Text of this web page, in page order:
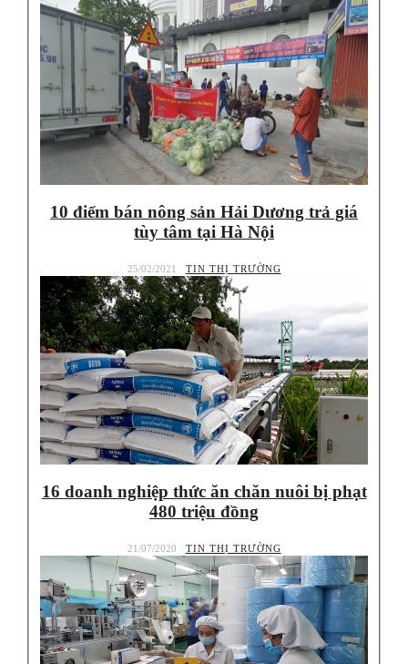
10 điểm bán nông sản Hải Dương trả giá
tùy tâm tại Hà Nội
25/02/2021 TIN THỊ TRƯỜNG
16 doanh nghiệp thức ăn chăn nuôi bị phạt
480 triệu đồng
21/07/2020 TIN THỊ TRƯỜNG